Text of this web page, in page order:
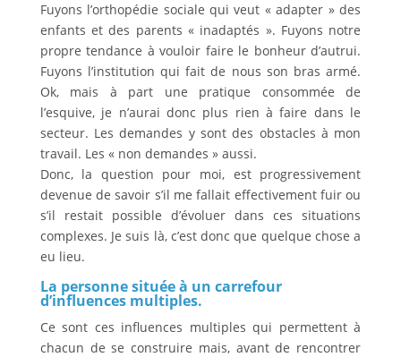
Fuyons l’orthopédie sociale qui veut « adapter » des
enfants et des parents « inadaptés ». Fuyons notre
propre tendance à vouloir faire le bonheur d’autrui.
Fuyons l’institution qui fait de nous son bras armé.
Ok, mais à part une pratique consommée de
l’esquive, je n’aurai donc plus rien à faire dans le
secteur. Les demandes y sont des obstacles à mon
travail. Les « non demandes » aussi.
Donc, la question pour moi, est progressivement
devenue de savoir s’il me fallait effectivement fuir ou
s’il restait possible d’évoluer dans ces situations
complexes. Je suis là, c’est donc que quelque chose a
eu lieu.
La personne située à un carrefour
d’influences multiples.
Ce sont ces influences multiples qui permettent à
chacun de se construire mais, avant de rencontrer